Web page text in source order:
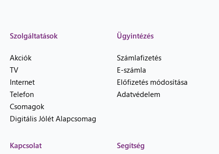
Szolgáltatások
Akciók
TV
Internet
Telefon
Csomagok
Digitális Jólét Alapcsomag
Ügyintézés
Számlafizetés
E-számla
Előfizetés módosítása
Adatvédelem
Kapcsolat Segítség